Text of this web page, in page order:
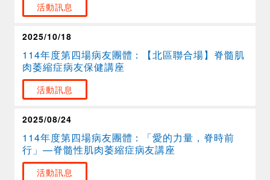
活動訊息
114年度第四場病友團體：【北區聯合場】脊髓肌
肉萎縮症病友保健講座
活動訊息
2025/10/18
114年度第四場病友團體：「愛的力量，脊時前
行」—脊髓性肌肉萎縮症病友講座
活動訊息
2025/08/24